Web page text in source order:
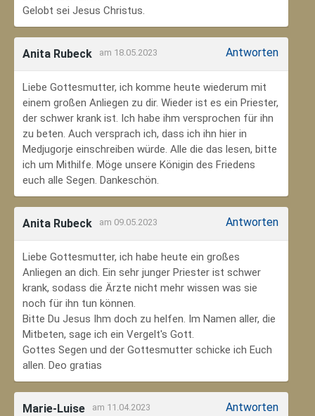
Gelobt sei Jesus Christus.
Anita Rubeck am 18.05.2023 Antworten
Liebe Gottesmutter, ich komme heute wiederum mit
einem großen Anliegen zu dir. Wieder ist es ein Priester,
der schwer krank ist. Ich habe ihm versprochen für ihn
zu beten. Auch versprach ich, dass ich ihn hier in
Medjugorje einschreiben würde. Alle die das lesen, bitte
ich um Mithilfe. Möge unsere Königin des Friedens
euch alle Segen. Dankeschön.
Anita Rubeck am 09.05.2023 Antworten
Liebe Gottesmutter, ich habe heute ein großes
Anliegen an dich. Ein sehr junger Priester ist schwer
krank, sodass die Ärzte nicht mehr wissen was sie
noch für ihn tun können.
Bitte Du Jesus Ihm doch zu helfen. Im Namen aller, die
Mitbeten, sage ich ein Vergelt's Gott.
Gottes Segen und der Gottesmutter schicke ich Euch
allen. Deo gratias
Marie-Luise am 11.04.2023 Antworten